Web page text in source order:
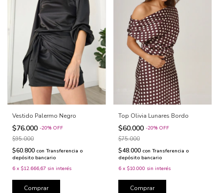
Vestido Palermo Negro
$76.000 -20% OFF
$95.000
$60.800 con Transferencia o
depósito bancario
6 x $12.666,67 sin interés
Comprar
Top Olivia Lunares Bordo
$60.000 -20% OFF
$75.000
$48.000 con Transferencia o
depósito bancario
6 x $10.000 sin interés
Comprar